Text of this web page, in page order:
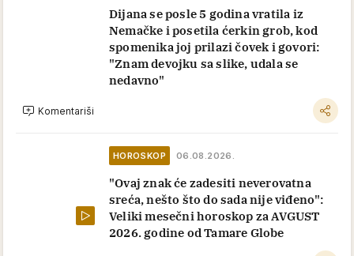
Dijana se posle 5 godina vratila iz
Nemačke i posetila ćerkin grob, kod
spomenika joj prilazi čovek i govori:
"Znam devojku sa slike, udala se
nedavno"
Komentariši
HOROSKOP 06.08.2026.
"Ovaj znak će zadesiti neverovatna
sreća, nešto što do sada nije viđeno":
Veliki mesečni horoskop za AVGUST
2026. godine od Tamare Globe